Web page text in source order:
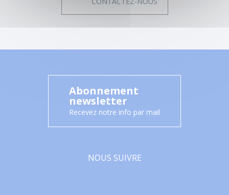
Abonnement
newsletter
Recevez notre info par mail
NOUS SUIVRE